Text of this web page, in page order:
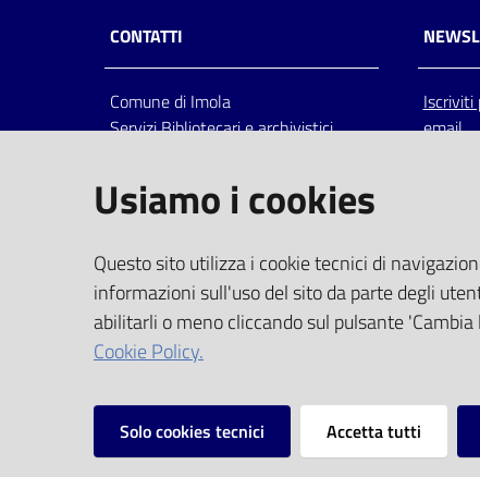
CONTATTI
Comune di Imola
Servizi Bibliotecari e archivistici
Italia
centralino: tel 0542.6026.36 fax
bim@comune.imola.bo.it
PEC
comune.imola@cert.provincia.bo.it
P.IVA 00523381200
C.F. 00794470377
Iscriviti
email
Vai alla pagina
Usiamo i cookies
Questo sito utilizza i cookie tecnici di
informazioni sull'uso del sito da parte degli
abilitarli o meno cliccando sul pulsante
Cookie Policy.
Solo cookies tecnici Accetta tutti